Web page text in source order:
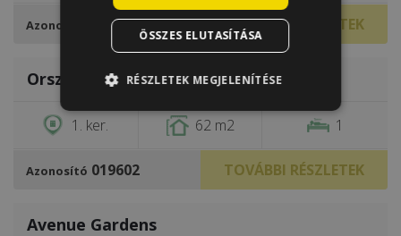
Azonosító 428124 TOVÁBBI RÉSZLETEK
Országház utca 34
1. ker. 62 m2 1
Azonosító 019602 TOVÁBBI RÉSZLETEK
Avenue Gardens
ÖSSZES ELUTASÍTÁSA
RÉSZLETEK MEGJELENÍTÉSE